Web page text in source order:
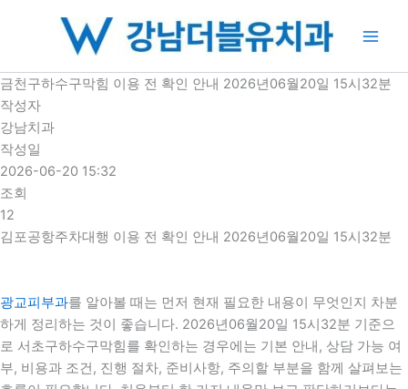
로
건
너
뛰
기
금천구하수구막힘 이용 전 확인 안내 2026년06월20일 15시32분
작성자
강남치과
작성일
2026-06-20 15:32
조회
12
김포공항주차대행 이용 전 확인 안내 2026년06월20일 15시32분
광교피부과를 알아볼 때는 먼저 현재 필요한 내용이 무엇인지 차분
하게 정리하는 것이 좋습니다. 2026년06월20일 15시32분 기준으
로 서초구하수구막힘를 확인하는 경우에는 기본 안내, 상담 가능 여
부, 비용과 조건, 진행 절차, 준비사항, 주의할 부분을 함께 살펴보는